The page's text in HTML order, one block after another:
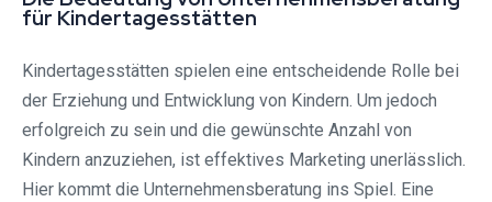
für Kindertagesstätten
Kindertagesstätten spielen eine entscheidende Rolle bei
der Erziehung und Entwicklung von Kindern. Um jedoch
erfolgreich zu sein und die gewünschte Anzahl von
Kindern anzuziehen, ist effektives Marketing unerlässlich.
Hier kommt die Unternehmensberatung ins Spiel. Eine